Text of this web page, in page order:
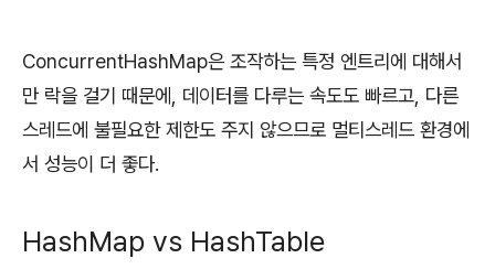
ConcurrentHashMap은 조작하는 특정 엔트리에 대해서
만 락을 걸기 때문에, 데이터를 다루는 속도도 빠르고, 다른
스레드에 불필요한 제한도 주지 않으므로 멀티스레드 환경에
서 성능이 더 좋다.
HashMap vs HashTable